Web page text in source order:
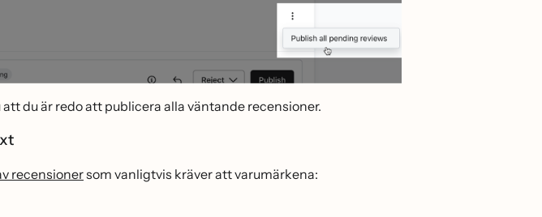
du är redo att publicera alla väntande recensioner.
recensionersom vanligtvis kräver att varumärkena: